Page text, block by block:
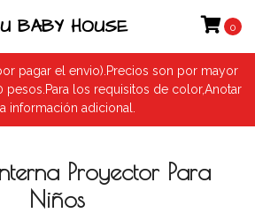
pagar el envio).Precios son por mayor
pesos.Para los requisitos de color,Anotar
información adicional.
BABY HOUSE 0
Proyector Para
Niños